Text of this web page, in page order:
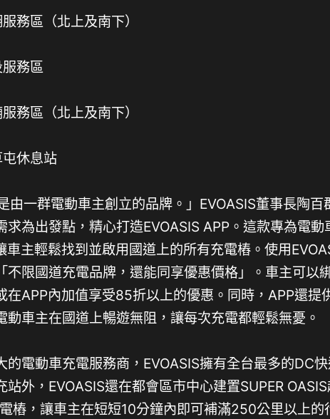
務區（北上及南下）
務區
務區（北上及南下）
休息站
是由一群電動車主創立的品牌。」EVOASIS董事長陶
求為出發點，精心打造EVOASIS APP。這款專為電動
車主輕鬆找到並啟用國道上的所有充電樁。使用
不限國道充電品牌，還能同享優惠價格」。車主可以
在APP內加值享受85折以上的優惠。同時，APP還提
動車主在國道上暢遊無阻，讓每次充電都輕鬆無憂。
的電動車充電服務商，EVOASIS擁有全台最多的DC
站外，EVOASIS還在都會區市中心建置SUPER
樁，讓車主在短短10分鐘內即可補滿250公里以上的